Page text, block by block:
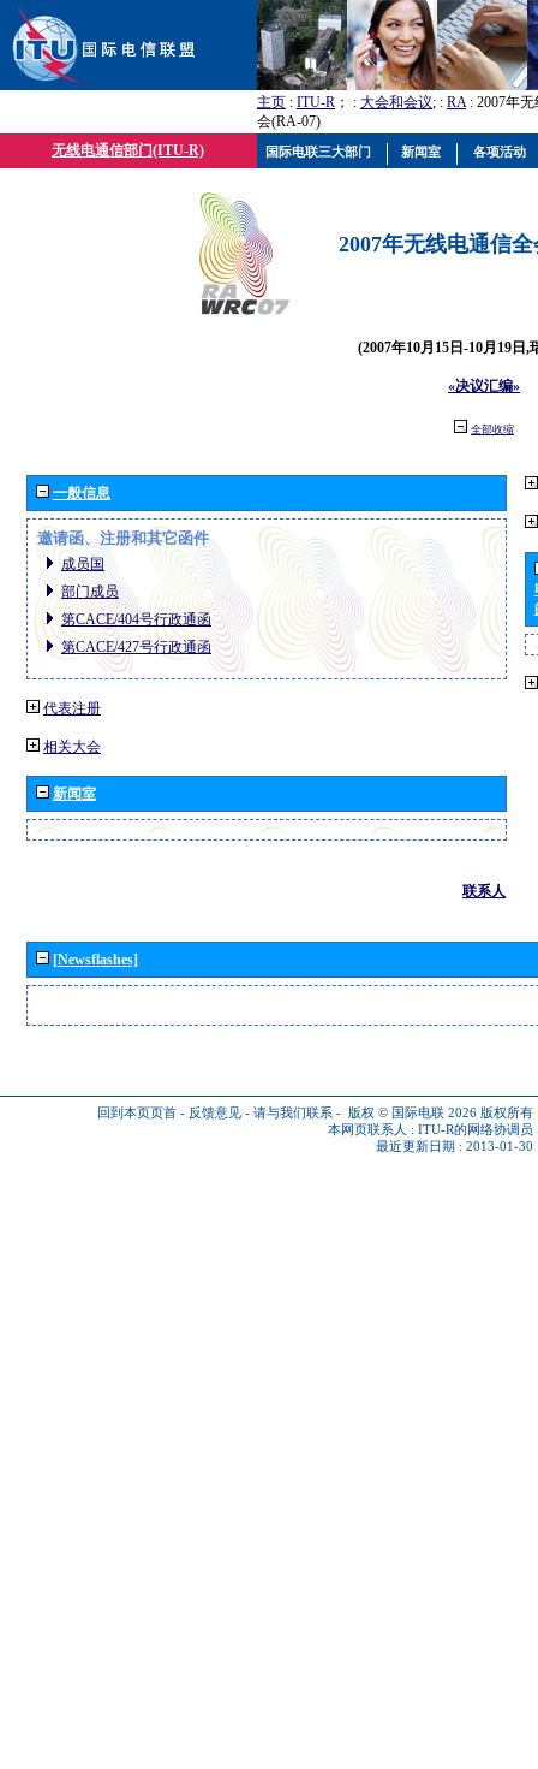
主页 : ITU-R ； : 大会和会议; : RA: 2007年
会(RA-07)
无线电通信部门(ITU-R)
2007年无线电通信
(2007年10月15日-10月19日,
«决议汇编»
全部收缩
一般信息
邀请函、注册和其它函件
成员国
部门成员
第CACE/404号行政通函
第CACE/427号行政通函
代表注册
相关大会
新闻室
联系人
[Newsflashes]
回到本页页首 - 反馈意见 - 请与我们联系 - 版权 © 国际电联 2026 版权所有
本网页联系人 : ITU-R的网络协调员
最近更新日期 : 2013-01-30
国际电联三大部门 新闻室 各项活动